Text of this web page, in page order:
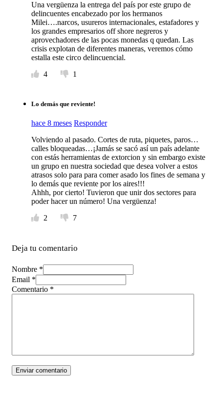
Una vergüenza la entrega del país por este grupo de
delincuentes encabezado por los hermanos
Milei….narcos, usureros internacionales, estafadores y
los grandes empresarios off shore negreros y
aprovechadores de las pocas monedas q quedan. Las
crisis explotan de diferentes maneras, veremos cómo
estalla este circo delincuencial.
4
1
Lo demás que reviente!
hace 8 meses Responder
Volviendo al pasado. Cortes de ruta, piquetes, paros…
calles bloqueadas…¡Jamás se sacó así un país adelante
con estás herramientas de extorcion y sin embargo existe
un grupo en nuestra sociedad que desea volver a estos
atrasos solo para para comer asado los fines de semana y
lo demás que reviente por los aires!!!
Ahhh, por cierto! Tuvieron que unir dos sectores para
poder hacer un número! Una vergüenza!
2
7
Deja tu comentario
Nombre *
Email *
Comentario *